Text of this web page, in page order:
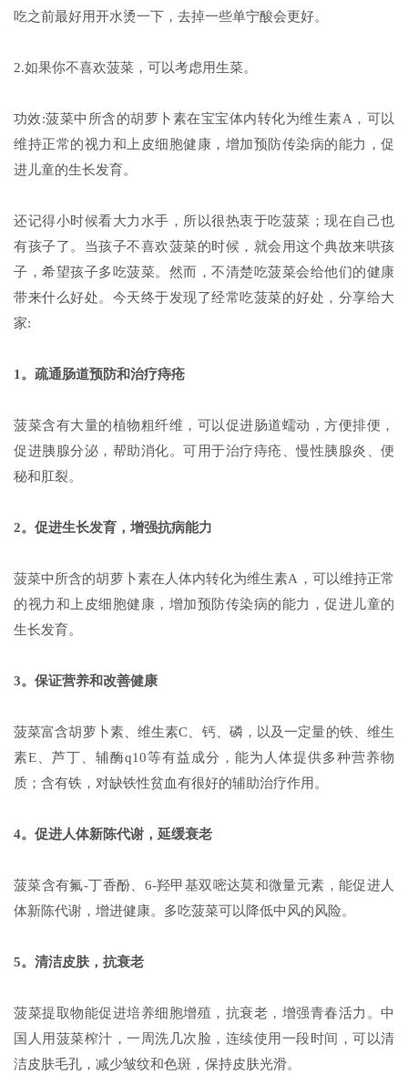
吃之前最好用开水烫一下，去掉一些单宁酸会更好。
2.如果你不喜欢菠菜，可以考虑用生菜。
功效:菠菜中所含的胡萝卜素在宝宝体内转化为维生素A，可以
维持正常的视力和上皮细胞健康，增加预防传染病的能力，促
进儿童的生长发育。
还记得小时候看大力水手，所以很热衷于吃菠菜；现在自己也
有孩子了。当孩子不喜欢菠菜的时候，就会用这个典故来哄孩
子，希望孩子多吃菠菜。然而，不清楚吃菠菜会给他们的健康
带来什么好处。今天终于发现了经常吃菠菜的好处，分享给大
家:
1。疏通肠道预防和治疗痔疮
菠菜含有大量的植物粗纤维，可以促进肠道蠕动，方便排便，
促进胰腺分泌，帮助消化。可用于治疗痔疮、慢性胰腺炎、便
秘和肛裂。
2。促进生长发育，增强抗病能力
菠菜中所含的胡萝卜素在人体内转化为维生素A，可以维持正常
的视力和上皮细胞健康，增加预防传染病的能力，促进儿童的
生长发育。
3。保证营养和改善健康
菠菜富含胡萝卜素、维生素C、钙、磷，以及一定量的铁、维生
素E、芦丁、辅酶q10等有益成分，能为人体提供多种营养物
质；含有铁，对缺铁性贫血有很好的辅助治疗作用。
4。促进人体新陈代谢，延缓衰老
菠菜含有氟-丁香酚、6-羟甲基双嘧达莫和微量元素，能促进人
体新陈代谢，增进健康。多吃菠菜可以降低中风的风险。
5。清洁皮肤，抗衰老
菠菜提取物能促进培养细胞增殖，抗衰老，增强青春活力。中
国人用菠菜榨汁，一周洗几次脸，连续使用一段时间，可以清
洁皮肤毛孔，减少皱纹和色斑，保持皮肤光滑。